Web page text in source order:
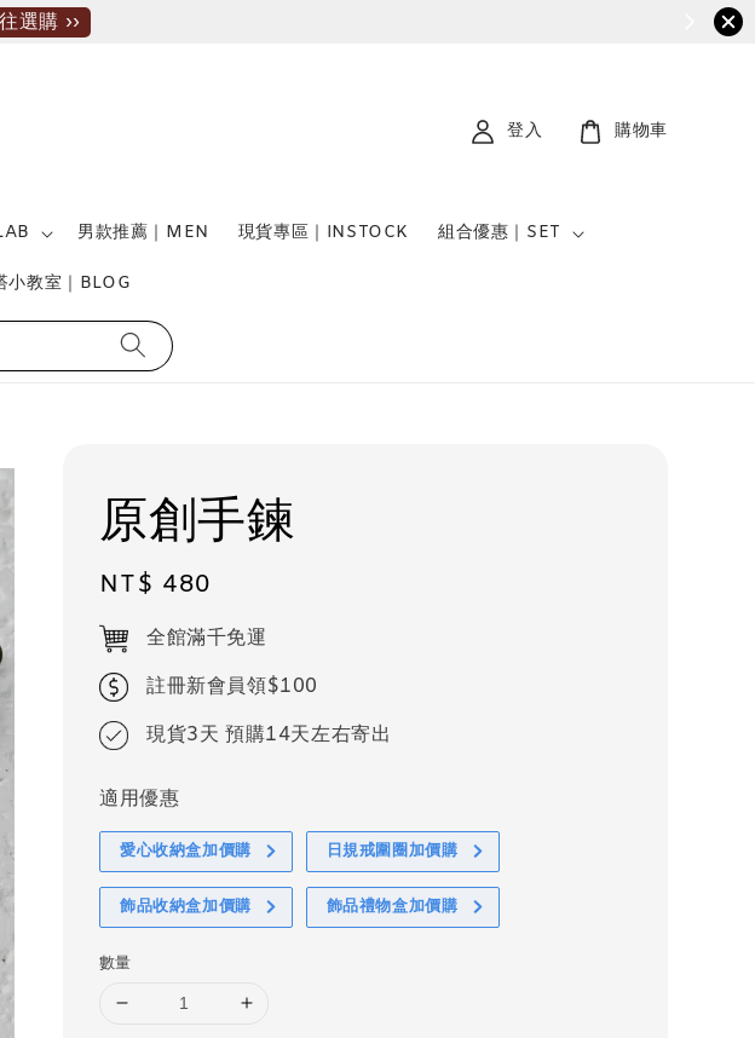
選購 ››
男款推薦｜MEN 現貨專區｜INSTOCK 組合優惠｜SET
小教室｜BLOG
登入 購物車
原創手鍊
Regular
price
NT$ 480
全館滿千免運
註冊新會員領$100
現貨3天 預購14天左右寄出
適用優惠
愛心收納盒加價購 日規戒圍圈加價購
飾品收納盒加價購 飾品禮物盒加價購
數量